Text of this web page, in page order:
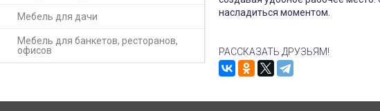
Мебель для дачи
Мебель для банкетов, ресторанов,
офисов
насладиться моментом.
РАССКАЗАТЬ ДРУЗЬЯМ!